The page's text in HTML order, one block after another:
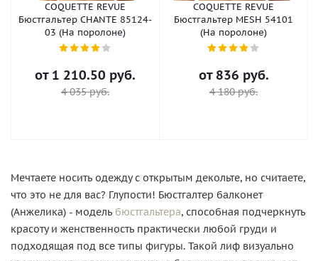
COQUETTE REVUE
Бюстгальтер CHANTE 85124-
03 (На поролоне)
от 1 210.50 руб.
4 035 руб.
COQUETTE REVUE
Бюстгальтер MESH 54101
(На поролоне)
от 836 руб.
4 180 руб.
Мечтаете носить одежду с открытым декольте, но считаете,
что это не для вас? Глупости! Бюстгалтер балконет
(Анжелика) - модель бюстгальтера, способная подчеркнуть
красоту и женственность практически любой груди и
подходящая под все типы фигуры. Такой лиф визуально